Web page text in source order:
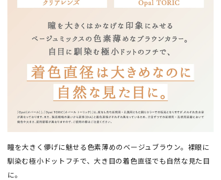
瞳を大きく儚げに魅せる色素薄めのベージュブラウン。裸眼に
馴染む極小ドットフチで、大き目の着色直径でも自然な見た目
に。